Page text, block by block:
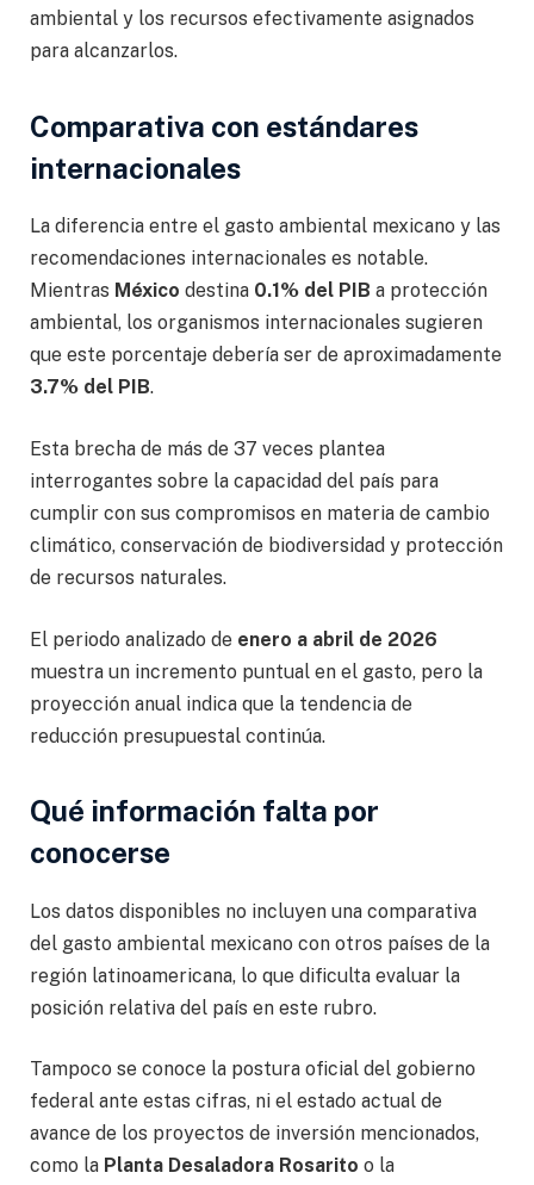
ambiental y los recursos efectivamente asignados
para alcanzarlos.
Comparativa con estándares
internacionales
La diferencia entre el gasto ambiental mexicano y las
recomendaciones internacionales es notable.
Mientras México destina 0.1% del PIB a protección
ambiental, los organismos internacionales sugieren
que este porcentaje debería ser de aproximadamente
3.7% del PIB.
Esta brecha de más de 37 veces plantea
interrogantes sobre la capacidad del país para
cumplir con sus compromisos en materia de cambio
climático, conservación de biodiversidad y protección
de recursos naturales.
El periodo analizado de enero a abril de 2026
muestra un incremento puntual en el gasto, pero la
proyección anual indica que la tendencia de
reducción presupuestal continúa.
Qué información falta por
conocerse
Los datos disponibles no incluyen una comparativa
del gasto ambiental mexicano con otros países de la
región latinoamericana, lo que dificulta evaluar la
posición relativa del país en este rubro.
Tampoco se conoce la postura oficial del gobierno
federal ante estas cifras, ni el estado actual de
avance de los proyectos de inversión mencionados,
como la Planta Desaladora Rosarito o la